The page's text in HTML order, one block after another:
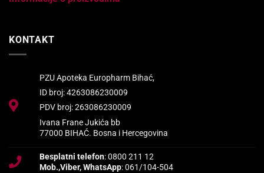
KONTAKT
PZU Apoteka Europharm Bihać,
ID broj: 4263086230009
PDV broj: 263086230009
Ivana Frane Jukića bb
77000 BIHAĆ. Bosna i Hercegovina
Besplatni telefon: 0800 211 12
Mob.,Viber, WhatsApp: 061/104-504